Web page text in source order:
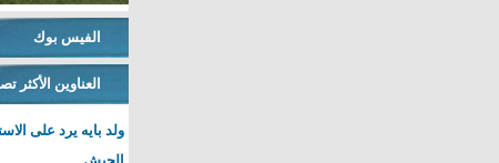
الفيس بوك
العناوين الأكثر
ولد بايه يرد على